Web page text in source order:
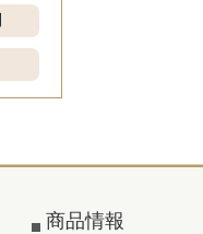
商品情報